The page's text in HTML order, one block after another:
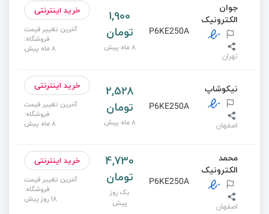
جوان
الکترونیک
تهران
P6KE250A
1,900
تومان
8 ماه پیش
خرید اینترنتی
آخرین تغییر قیمت
فروشگاه:
8 ماه پیش
نیکوشاپ
اصفهان
P6KE250A
2,528
تومان
8 ماه پیش
خرید اینترنتی
آخرین تغییر قیمت
فروشگاه:
8 ماه پیش
محمد
الکترونیک
اصفهان
P6KE250A
4,730
تومان
یک روز
پیش
خرید اینترنتی
آخرین تغییر قیمت
فروشگاه:
18 روز پیش